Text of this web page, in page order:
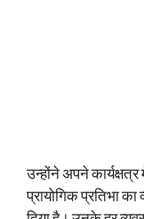
उन्होंने अपने
प्रायोगिक प्रतिभा